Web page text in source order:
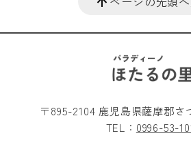
〒895-2104 鹿児島県薩摩郡さ
TEL： 0996-53-